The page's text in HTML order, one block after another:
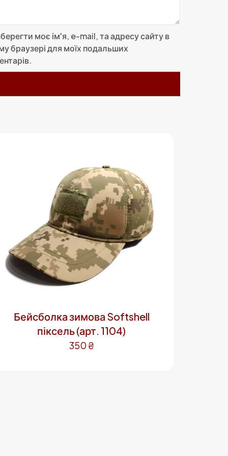
моє ім'я, e-mail, та адресу сайту в
браузері для моїх подальших
Бейсболка зимова Softshell
піксель (арт. 1104)
350 ₴